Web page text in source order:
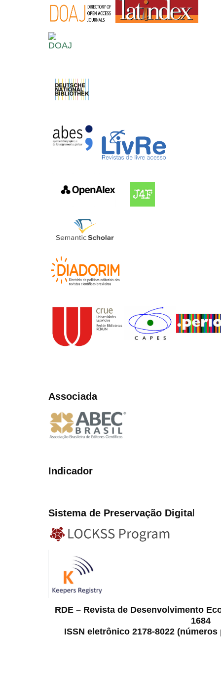
Associada
Indicador
Sistema de Preservação Digital
RDE – Revista de Desenvolvimento
1684
ISSN eletrônico 2178-8022